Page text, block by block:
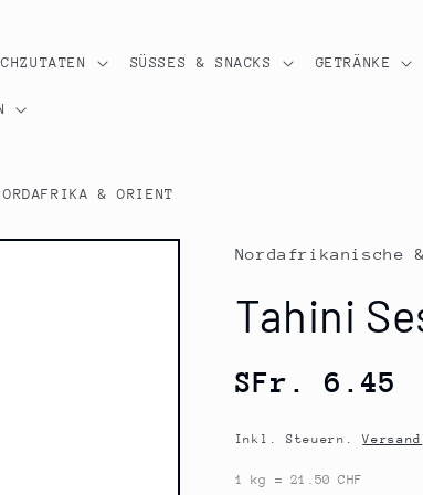
SÜSSES & SNACKS GETRÄNKE
& ORIENT
Nordafrikanische
Tahini
Normaler
SFr. 6.45
Inkl. Steuern.Versand
1 kg = 21.50 CHF